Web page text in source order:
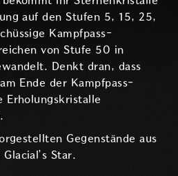
auf den Stufen 5, 15, 25,
Kampfpass-
von Stufe 50 in
Denkt dran, dass
Ende der Kampfpass-
Erholungskristalle
Gegenstände aus
Star.